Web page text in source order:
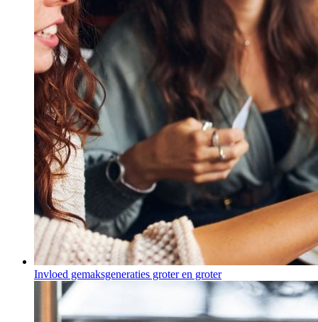
Invloed gemaksgeneraties groter en groter